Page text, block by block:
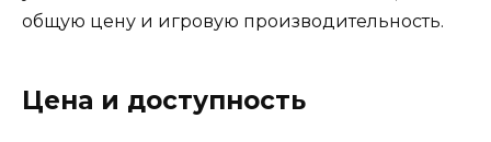
общую цену и игровую производительность.
Цена и доступность